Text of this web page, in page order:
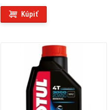
Kúpiť